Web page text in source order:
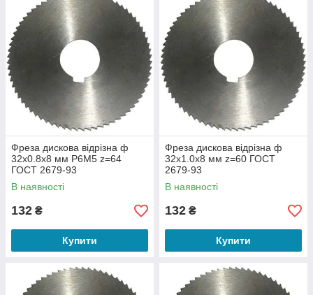
Фреза дискова відрізна ф
32х0.8х8 мм Р6М5 z=64
ГОСТ 2679-93
В наявності
132 ₴
Купити
Фреза дискова відрізна ф
32х1.0х8 мм z=60 ГОСТ
2679-93
В наявності
132 ₴
Купити